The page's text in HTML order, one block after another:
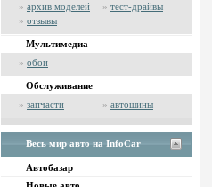
» архив моделей » тест-драйвы
» отзывы
Мультимедиа
» обои
Обслуживание
» запчасти » автошины
Весь мир авто на InfoCar
Автобазар